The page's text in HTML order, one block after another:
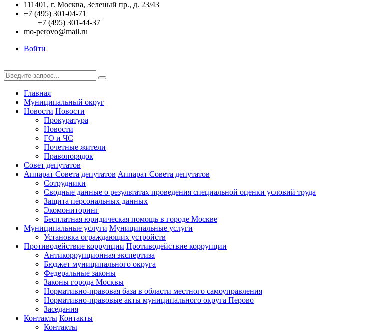
111401, г. Москва, Зеленый пр., д. 23/43
+7 (495) 301-04-71
+7 (495) 301-44-37
mo-perovo@mail.ru
Войти
Главная
Муниципальный округ
Новости Новости
Прокуратура
Новости
ГО и ЧС
Почетные жители
Правопорядок
Совет депутатов
Аппарат Совета депутатов Аппарат Совета депутатов
Сотрудники
Сводные данные о результатах проведения специальной оценки условий труда
Защита персональных данных
Экомониторинг
Бесплатная юридическая помощь в городе Москве
Муниципальные услуги Муниципальные услуги
Установка ограждающих устройств
Противодействие коррупции Противодействие коррупции
Антикоррупционная экспертиза
Бюджет муниципального округа
Федеральные законы
Законы города Москвы
Нормативно-правовая база в области местного самоуправления
Нормативно-правовые акты муниципального округа Перово
Заседания
Контакты Контакты
Контакты